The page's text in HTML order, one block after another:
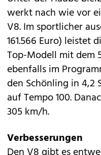
werkt nach wie vor
V8. Im sportlicher
161.566 Euro) leistet
Top-Modell mit dem
ebenfalls im
den Schönling in 4,2
auf Tempo 100.
305 km/h.
Verbesserungen